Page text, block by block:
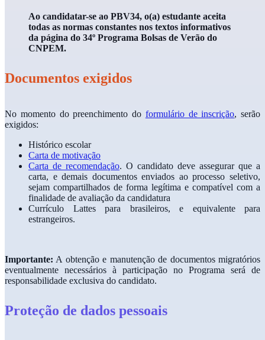
Ao candidatar-se ao PBV34, o(a) estudante aceita
todas as normas constantes nos textos informativos
da página do 34º Programa Bolsas de Verão do
CNPEM.
Documentos exigidos
No momento do preenchimento do formulário de inscrição, serão
exigidos:
Histórico escolar
Carta de motivação
Carta de recomendação. O candidato deve assegurar que a
carta, e demais documentos enviados ao processo seletivo,
sejam compartilhados de forma legítima e compatível com a
finalidade de avaliação da candidatura
Currículo Lattes para brasileiros, e equivalente para
estrangeiros.
Importante: A obtenção e manutenção de documentos migratórios
eventualmente necessários à participação no Programa será de
responsabilidade exclusiva do candidato.
Proteção de dados pessoais